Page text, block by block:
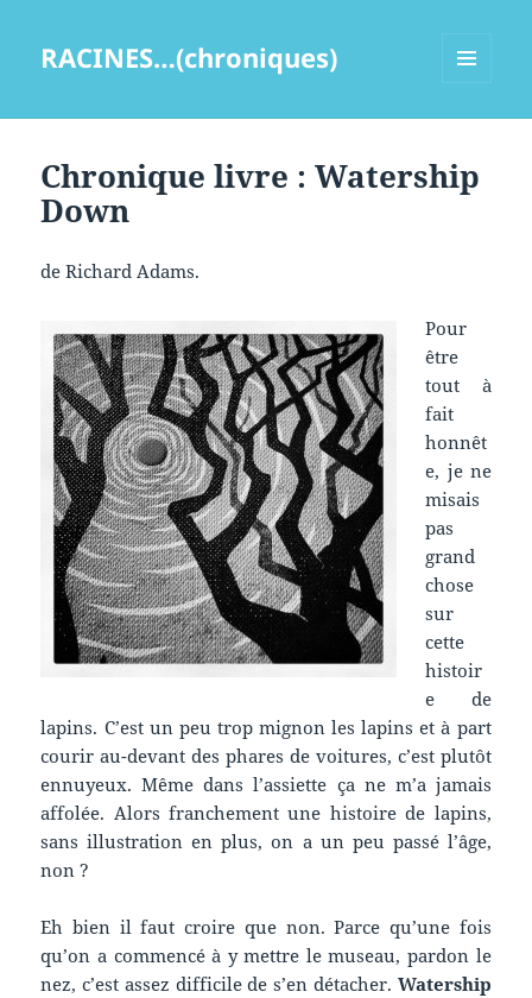
RACINES…(chroniques)
Chronique livre : Watership
Down
de Richard Adams.
Pour
être
tout à
fait
honnêt
e, je ne
misais
pas
grand
chose
sur
cette
histoir
e de
lapins. C’est un peu trop mignon les lapins et à part
courir au-devant des phares de voitures, c’est plutôt
ennuyeux. Même dans l’assiette ça ne m’a jamais
affolée. Alors franchement une histoire de lapins,
sans illustration en plus, on a un peu passé l’âge,
non ?
Eh bien il faut croire que non. Parce qu’une fois
qu’on a commencé à y mettre le museau, pardon le
nez, c’est assez difficile de s’en détacher. Watership